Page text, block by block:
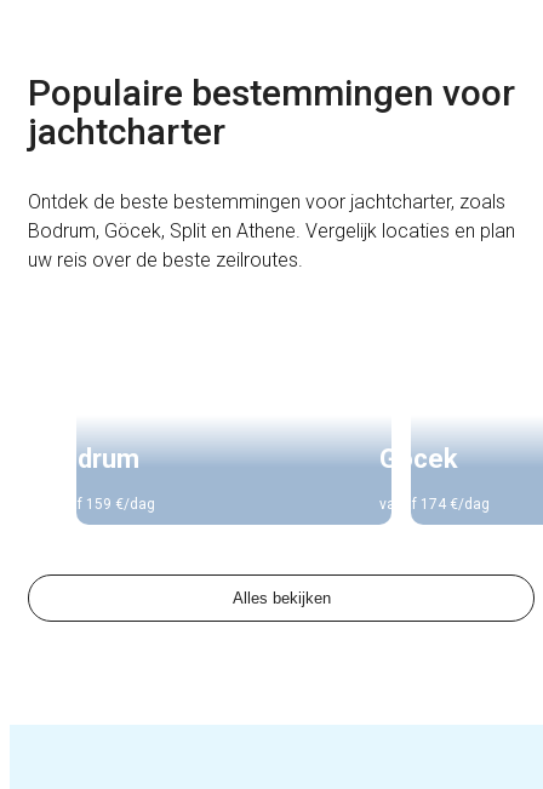
Populaire bestemmingen voor
jachtcharter
Ontdek de beste bestemmingen voor jachtcharter, zoals
Bodrum, Göcek, Split en Athene. Vergelijk locaties en plan
uw reis over de beste zeilroutes.
Bodrum
vanaf 159 €/dag
Gocek
vanaf 174 €/dag
Alles bekijken